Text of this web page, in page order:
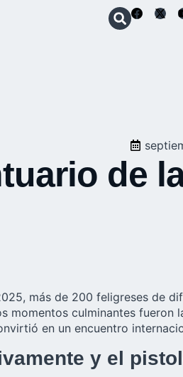
de
más de 200 feligreses de
momentos culminantes
en un encuentro
y el